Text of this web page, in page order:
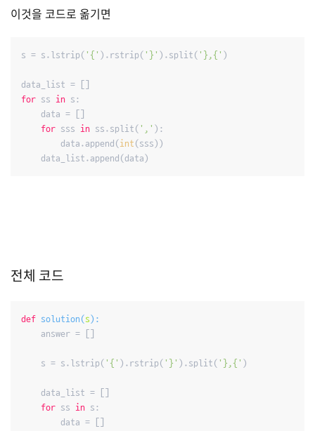
이것을 코드로 옮기면
s = s.lstrip( '{' ).rstrip( '}' ).split( '},{' )
for ss in s:
    data = []
for sss in ss.split( ',' ):
        data.append(
int (sss))
    data_list.append(data)
전체 코드
def solution(s ):
    answer = []
    s = s.lstrip(
'{' ).rstrip( '}' ).split( '},{' )
    data_list = []
for ss in s:
        data = []